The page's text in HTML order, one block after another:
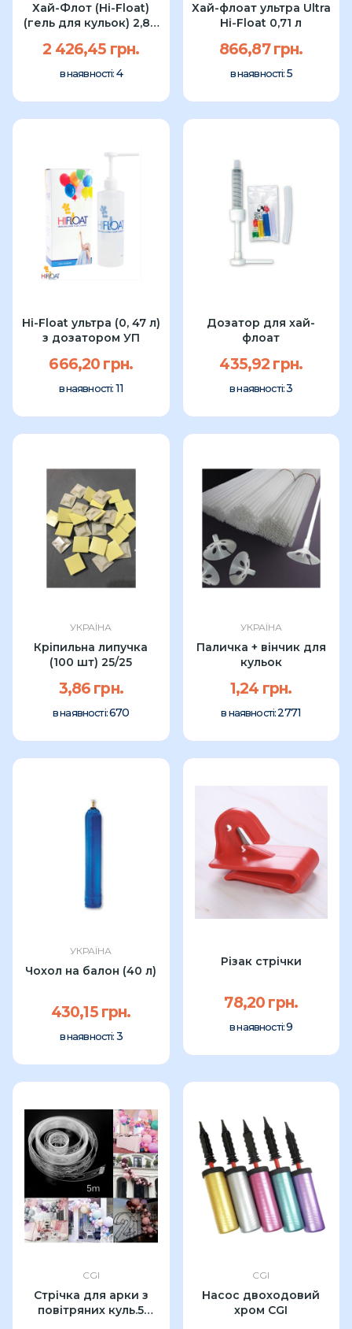
Хай-Флот (Hi-Float)
(гель для кульок) 2,84
2 426,45 грн.
в наявності: 4
Хай-флоат ультра Ultra
Hi-Float 0,71 л
866,87 грн.
в наявності: 5
Hi-Float ультра (0, 47 л)
з дозатором УП
666,20 грн.
в наявності: 11
Дозатор для хай-
флоат
435,92 грн.
в наявності:3
УКРАЇНА
Кріпильна липучка
(100 шт) 25/25
3,86 грн.
в наявності:670
УКРАЇНА
Паличка + вінчик для
кульок
1,24 грн.
в наявності:2771
УКРАЇНА
Чохол на балон (40 л)
430,15 грн.
в наявності: 3
Різак стрічки
78,20 грн.
в наявності:9
CGI
Стрічка для арки з
повітряних куль.5
CGI
Насос двоходовий
хром CGI